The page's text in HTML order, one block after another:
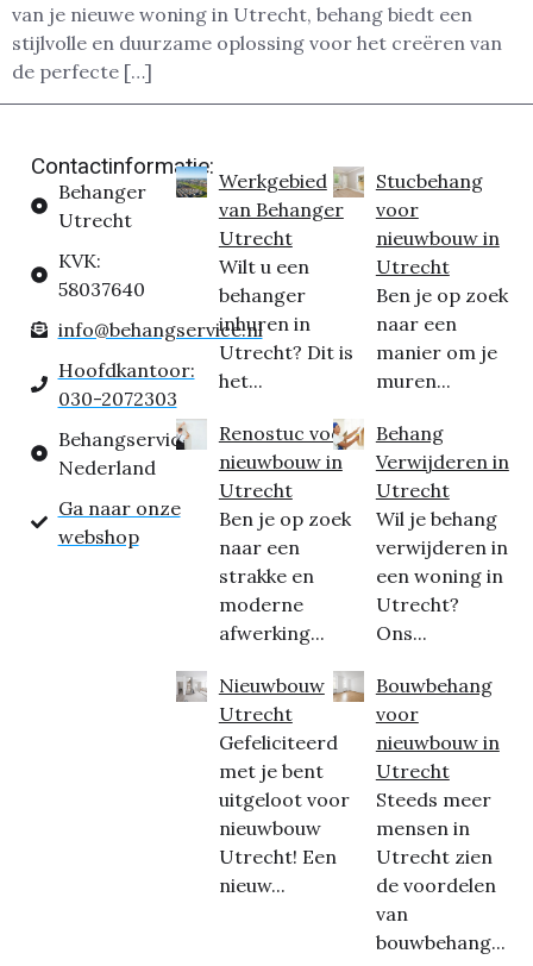
van je nieuwe woning in Utrecht, behang biedt een
stijlvolle en duurzame oplossing voor het creëren van
de perfecte […]
Contactinformatie:
Behanger
Utrecht
KVK:
58037640
info@behangservice.nl
Hoofdkantoor:
030-2072303
Behangservice
Nederland
Ga naar onze
webshop
Werkgebied
van Behanger
Utrecht
Wilt u een
behanger
inhuren in
Utrecht? Dit is
het...
Renostuc voor
nieuwbouw in
Utrecht
Ben je op zoek
naar een
strakke en
moderne
afwerking...
Nieuwbouw
Utrecht
Gefeliciteerd
met je bent
uitgeloot voor
nieuwbouw
Utrecht! Een
nieuw...
Stucbehang
voor
nieuwbouw in
Utrecht
Ben je op zoek
naar een
manier om je
muren...
Behang
Verwijderen in
Utrecht
Wil je behang
verwijderen in
een woning in
Utrecht?
Ons...
Bouwbehang
voor
nieuwbouw in
Utrecht
Steeds meer
mensen in
Utrecht zien
de voordelen
van
bouwbehang...